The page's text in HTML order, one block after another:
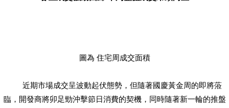
圖為 住宅周成交面積
近期市場成交呈波動起伏態勢，但隨著國慶黃金周的即將蒞
臨，開發商將卯足勁沖擊節日消費的契機，同時隨著新一輪的推盤